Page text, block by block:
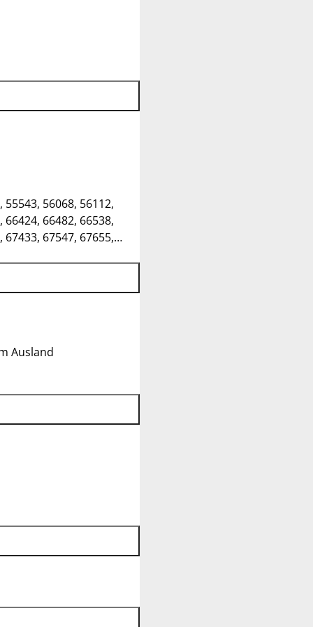
55543, 56068, 56112,
66424, 66482, 66538,
67433, 67547, 67655,
Ausland